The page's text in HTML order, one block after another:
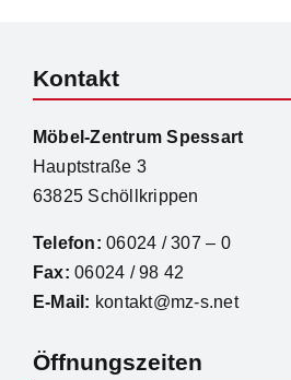
Kontakt
Möbel-Zentrum Spessart
Hauptstraße 3
63825 Schöllkrippen
Telefon: 06024 / 307 – 0
Fax: 06024 / 98 42
E-Mail: kontakt@mz-s.net
Öffnungszeiten